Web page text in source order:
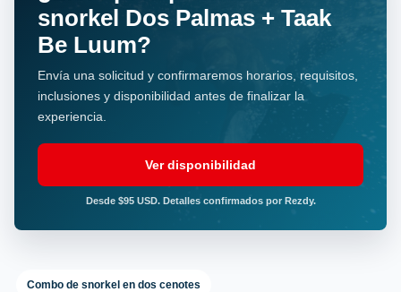
Combo de snorkel en dos cenotes
snorkel Dos Palmas + Taak
Be Luum?
Envía una solicitud y confirmaremos horarios, requisitos,
inclusiones y disponibilidad antes de finalizar la
experiencia.
Ver disponibilidad
Desde $95 USD. Detalles confirmados por Rezdy.